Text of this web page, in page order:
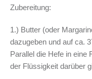
Zubereitung:
1.) Butter (oder
dazugeben und auf ca.
Parallel die Hefe in eine
der Flüssigkeit darüber